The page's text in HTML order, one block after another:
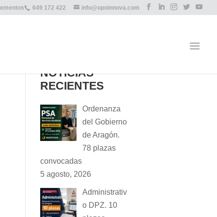
649 172 422 info@opoinnova.com
NOTICIAS
RECIENTES
Ordenanza
del Gobierno
de Aragón.
78 plazas
convocadas
5 agosto, 2026
Administrativ
o DPZ. 10